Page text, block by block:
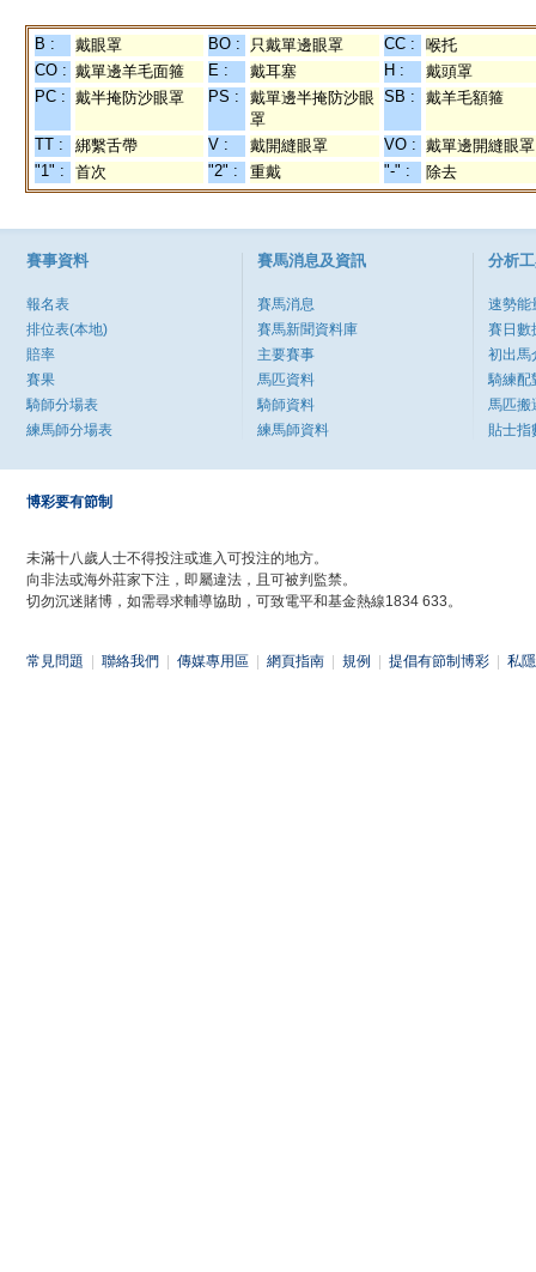
B : 戴眼罩 BO : 只戴單邊眼罩 CC :
喉托
CO : 戴單邊羊毛面箍 E : 戴耳塞 H :
戴頭罩
PC : 戴半掩防沙眼罩 PS :
戴單邊半掩防沙眼
罩
SB : 戴羊毛額箍
TT : 綁繫舌帶 V : 戴開縫眼罩 VO : 戴單邊開縫眼罩
"1" :
首次 "2" : 重戴 "-" : 除去
賽事資料
報名表
排位表(本地)
賠率
賽果
騎師分場表
練馬師分場表
賽馬消息及資訊
賽馬消息
賽馬新聞資料庫
主要賽事
馬匹資料
騎師資料
練馬師資料
分析
速勢能
賽日數
初出馬
騎練配
馬匹搬
貼士指
博彩要有節制
未滿十八歲人士不得投注或進入可投注的地方。
向非法或海外莊家下注，即屬違法，且可被判監禁。
切勿沉迷賭博，如需尋求輔導協助，可致電平和基金熱線1834 633。
常見問題 聯絡我們 傳媒專用區 網頁指南 規例 提倡有節制博彩 私